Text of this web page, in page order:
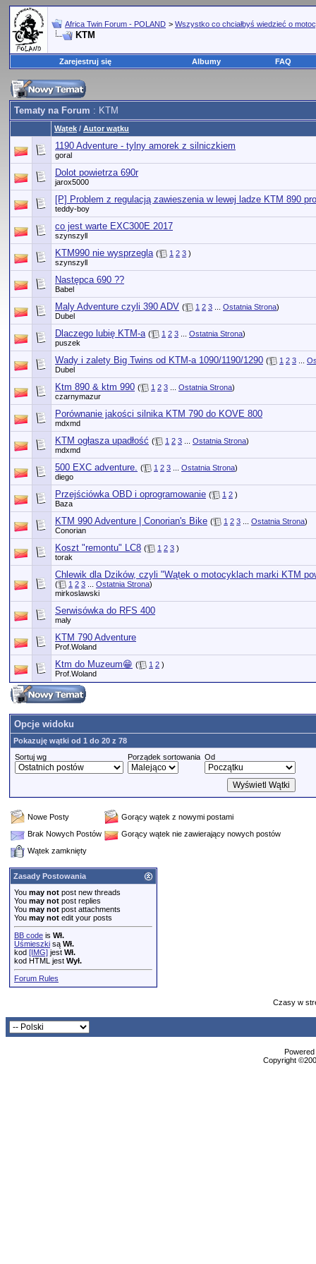
Africa Twin Forum - POLAND > Wszystko co chciałbyś wiedzieć o
KTM
Zarejestruj się Albumy FAQ
Tematy na Forum : KTM
Wątek / Autor wątku
1190 Adventure - tylny amorek z silniczkiem
goral
Dolot powietrza 690r
jarox5000
[P] Problem z regulacją zawieszenia w lewej ladze KTM 890
teddy-boy
co jest warte EXC300E 2017
szynszyll
KTM990 nie wysprzegla ( 1 2 3 )
szynszyll
Następca 690 ??
Babel
Maly Adventure czyli 390 ADV ( 1 2 3 Ostatnia Strona)
Dubel
Dlaczego lubię KTM-a ( 1 2 3 Ostatnia Strona)
puszek
Wady i zalety Big Twins od KTM-a 1090/1190/1290 ( 1 2 3
Dubel
Ktm 890 & ktm 990 ( 1 2 3 Ostatnia Strona)
czarnymazur
Porównanie jakości silnika KTM 790 do KOVE 800
mdxmd
KTM ogłasza upadłość ( 1 2 3 Ostatnia Strona)
mdxmd
500 EXC adventure. ( 1 2 3 Ostatnia Strona)
diego
Przejściówka OBD i oprogramowanie ( 1 2 )
Baza
KTM 990 Adventure | Conorian's Bike ( 1 2 3 Ostatnia Strona)
Conorian
Koszt "remontu" LC8 ( 1 2 3 )
torak
Chlewik dla Dzików, czyli "Wątek o motocyklach marki KTM
( 1 2 3 Ostatnia Strona)
mirkoslawski
Serwisówka do RFS 400
maly
KTM 790 Adventure
Prof.Woland
Ktm do Muzeum😁 ( 1 2 )
Prof.Woland
Opcje widoku
Pokazuję wątki od 1 do 20 z 78
Sortuj wg
Porządek sortowania Od
Nowe Posty
Gorący wątek z nowymi postami
Brak Nowych Postów
Gorący wątek nie zawierający nowych postów
Wątek zamknięty
Zasady Postowania
You may not post new threads
You may not post replies
You may not post attachments
You may not edit your posts
BB code is Wł.
Uśmieszki są Wł.
kod [IMG] jest Wł.
kod HTML jest Wył.
Forum Rules
Czasy w
Copyright